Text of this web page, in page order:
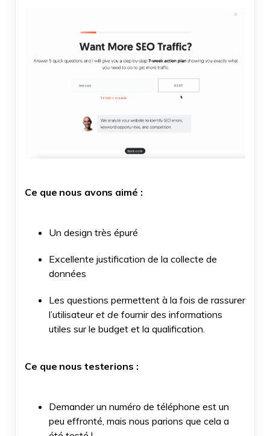
Ce que nous avons aimé :
Un design très épuré
Excellente justification de la collecte de
données
Les questions permettent à la fois de rassurer
l’utilisateuret de fournir des informations
utiles sur le budget et la qualification.
Ce que nous testerions :
Demander un numéro de téléphone est un
peu effronté, mais nous parions que cela a